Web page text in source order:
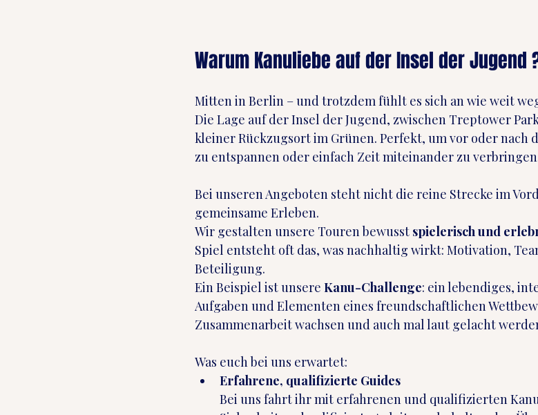
Warum Kanuliebe auf der Insel der Jugend
Mitten in Berlin – und trotzdem fühlt es sich an wie weit
Die Lage auf der Insel der Jugend, zwischen Treptower
kleiner Rückzugsort im Grünen. Perfekt, um vor oder nach
zu entspannen oder einfach Zeit miteinander zu
Bei unseren Angeboten steht nicht die reine Strecke im
gemeinsame Erleben.
Wir gestalten unsere Touren bewusst spielerisch und
Spiel entsteht oft das, was nachhaltig wirkt: Motivation,
Beteiligung.
Ein Beispiel ist unsere Kanu-Challenge: ein lebendiges,
Aufgaben und Elementen eines freundschaftlichen
Zusammenarbeit wachsen und auch mal laut gelacht
Was euch bei uns erwartet:
Erfahrene, qualifizierte Guides
Bei uns fahrt ihr mit erfahrenen und qualifizierten